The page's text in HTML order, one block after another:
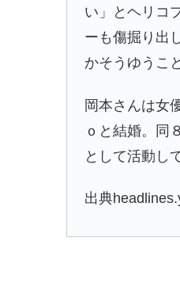
い」とヘリコ
ーも傷掘り出
かそうゆうこ
岡本さんは女
ｏと結婚。同
として活動し
出典